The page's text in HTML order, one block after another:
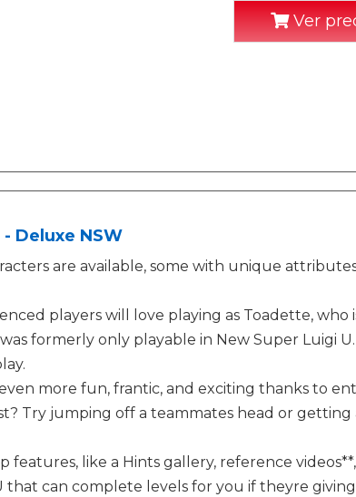
Ver
Deluxe NSW
are available, some with unique
players will love playing as Toadette, who
formerly only playable in New Super Luigi
more fun, frantic, and exciting thanks to
Try jumping off a teammates head or
features, like a Hints gallery, reference
that can complete levels for you if theyre